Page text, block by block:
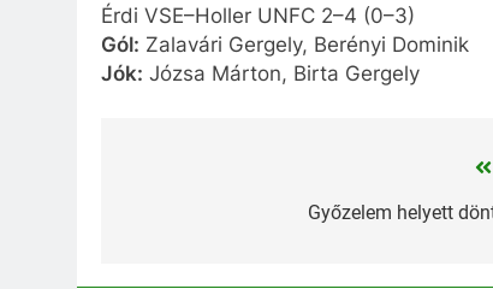
Érdi VSE–Holler UNFC 2–4 (0–3)
Gól: Zalavári Gergely, Berényi Dominik
Jók: Józsa Márton, Birta Gergely
Győzelem helyett